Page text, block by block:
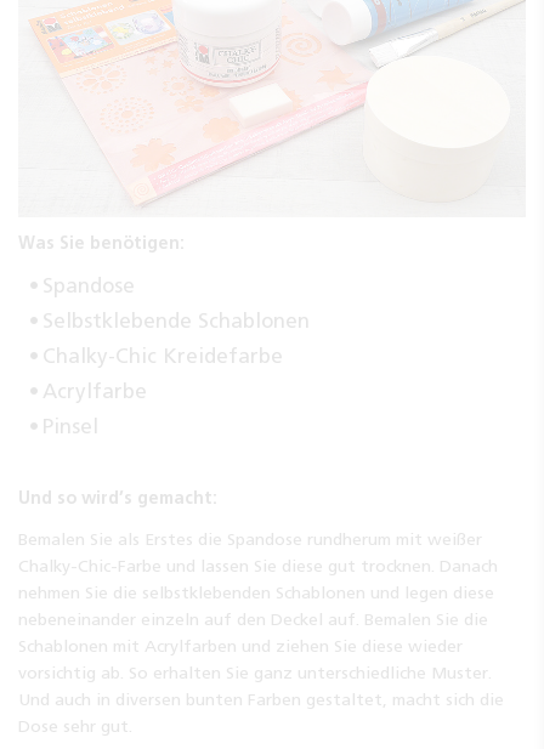
Was Sie benötigen:
Spandose
Selbstklebende Schablonen
Chalky-Chic Kreidefarbe
Acrylfarbe
Pinsel
Und so wird’s gemacht:
Bemalen Sie als Erstes die Spandose rundherum mit weißer
Chalky-Chic-Farbe und lassen Sie diese gut trocknen. Danach
nehmen Sie die selbstklebenden Schablonen und legen diese
nebeneinander einzeln auf den Deckel auf. Bemalen Sie die
Schablonen mit Acrylfarben und ziehen Sie diese wieder
vorsichtig ab. So erhalten Sie ganz unterschiedliche Muster.
Und auch in diversen bunten Farben gestaltet, macht sich die
Dose sehr gut.